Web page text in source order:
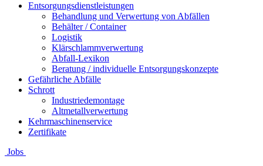
Entsorgungsdienstleistungen
Behandlung und Verwertung von Abfällen
Behälter / Container
Logistik
Klärschlammverwertung
Abfall-Lexikon
Beratung / individuelle Entsorgungskonzepte
Gefährliche Abfälle
Schrott
Industriedemontage
Altmetallverwertung
Kehrmaschinenservice
Zertifikate
Jobs